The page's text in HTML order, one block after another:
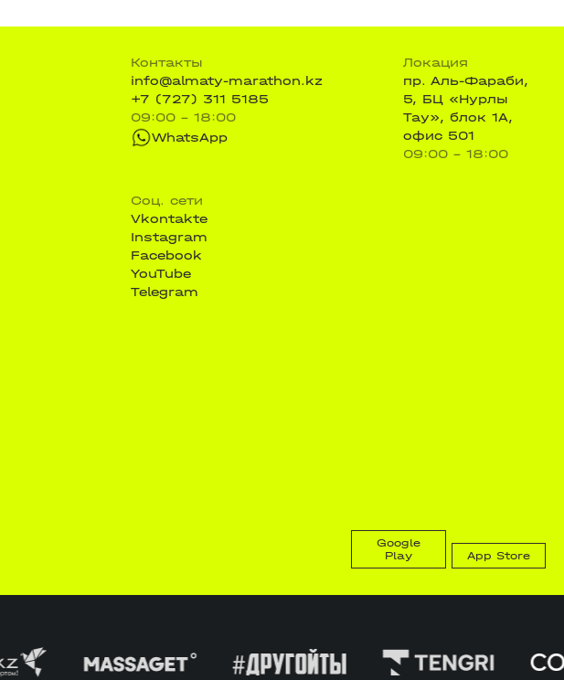
Контакты
info@almaty-marathon.kz
+7 (727) 311 5185
09:00 - 18:00
WhatsApp
Локация
пр. Аль-Фараби,
5, БЦ «Нурлы
Тау», блок 1А,
офис 501
09:00 - 18:00
Соц. сети
Vkontakte
Instagram
Facebook
YouTube
Telegram
Google
Play
App Store